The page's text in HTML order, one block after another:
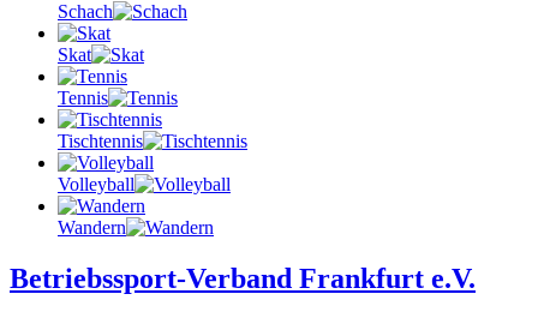
Schach
Skat
Tennis
Tischtennis
Volleyball
Wandern
Betriebssport-Verband Frankfurt e.V.